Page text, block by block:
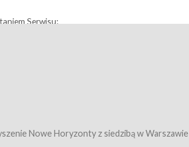
Serwisu;
do wzięcia udziału w Wydarzeniu,
do wzięcia udziału w Wydarzeniu,
w wielu albo w pojedynczych seansach
Nowe Horyzonty z siedzibą w